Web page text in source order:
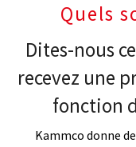
Quels
Dites-nous
recevez une
fonction
Kammco donne